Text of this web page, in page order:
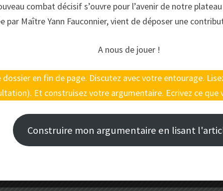
combat décisif s’ouvre pour l’avenir de notre plateau
par Maître Yann Fauconnier, vient de déposer une
A nous de jouer !
en fin de page. Discutez avec votre entourage.
Et construisez votre argumentaire. Ecrivez ce que
Construire mon argumentaire en lisant